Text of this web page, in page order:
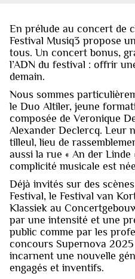
En prélude au concert de
Festival Musiq3 propose
tous. Un concert bonus,
l’ADN du festival : offrir
demain.
Nous sommes
le Duo Altiler, jeune
composée de Veronique
Alexander Declercq. Leur
tilleul, lieu de
aussi la rue « An der
complicité musicale est
Déjà invités sur des
Festival, le Festival van
Klassiek au
par une intensité et une
public comme par les
concours Supernova
incarnent une nouvelle
engagés et inventifs.